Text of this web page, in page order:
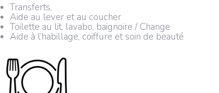
Transferts,
Aide au lever et au coucher
Toilette au lit, lavabo, baignoire / Change
Aide à l’habillage, coiffure et soin de beauté